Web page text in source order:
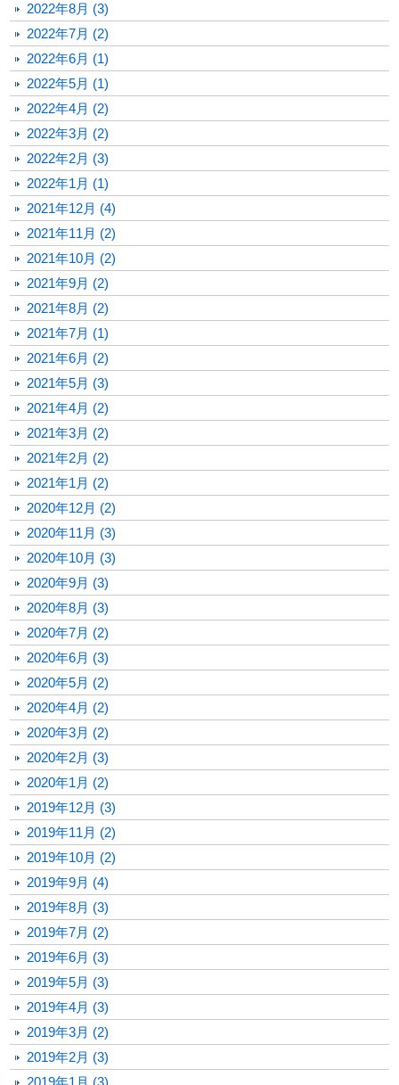
2022年8月 (3)
2022年7月 (2)
2022年6月 (1)
2022年5月 (1)
2022年4月 (2)
2022年3月 (2)
2022年2月 (3)
2022年1月 (1)
2021年12月 (4)
2021年11月 (2)
2021年10月 (2)
2021年9月 (2)
2021年8月 (2)
2021年7月 (1)
2021年6月 (2)
2021年5月 (3)
2021年4月 (2)
2021年3月 (2)
2021年2月 (2)
2021年1月 (2)
2020年12月 (2)
2020年11月 (3)
2020年10月 (3)
2020年9月 (3)
2020年8月 (3)
2020年7月 (2)
2020年6月 (3)
2020年5月 (2)
2020年4月 (2)
2020年3月 (2)
2020年2月 (3)
2020年1月 (2)
2019年12月 (3)
2019年11月 (2)
2019年10月 (2)
2019年9月 (4)
2019年8月 (3)
2019年7月 (2)
2019年6月 (3)
2019年5月 (3)
2019年4月 (3)
2019年3月 (2)
2019年2月 (3)
2019年1月 (3)